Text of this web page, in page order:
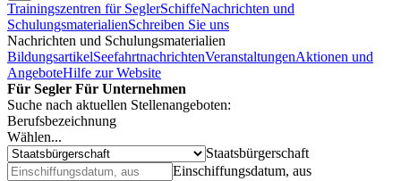
Trainingszentren für SeglerSchiffeNachrichten und
SchulungsmaterialienSchreiben Sie uns
Nachrichten und Schulungsmaterialien
BildungsartikelSeefahrtnachrichtenVeranstaltungenAktionen und
AngeboteHilfe zur Website
Für Segler Für Unternehmen
Suche nach aktuellen Stellenangeboten:
Berufsbezeichnung
Wählen...
Staatsbürgerschaft
Einschiffungsdatum, aus